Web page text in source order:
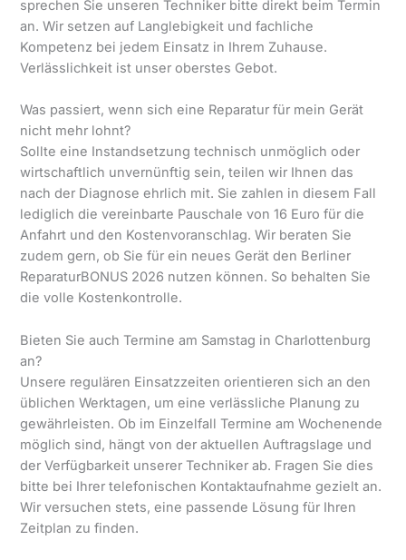
sprechen Sie unseren Techniker bitte direkt beim Termin
an. Wir setzen auf Langlebigkeit und fachliche
Kompetenz bei jedem Einsatz in Ihrem Zuhause.
Verlässlichkeit ist unser oberstes Gebot.
Was passiert, wenn sich eine Reparatur für mein Gerät
nicht mehr lohnt?
Sollte eine Instandsetzung technisch unmöglich oder
wirtschaftlich unvernünftig sein, teilen wir Ihnen das
nach der Diagnose ehrlich mit. Sie zahlen in diesem Fall
lediglich die vereinbarte Pauschale von 16 Euro für die
Anfahrt und den Kostenvoranschlag. Wir beraten Sie
zudem gern, ob Sie für ein neues Gerät den Berliner
ReparaturBONUS 2026 nutzen können. So behalten Sie
die volle Kostenkontrolle.
Bieten Sie auch Termine am Samstag in Charlottenburg
an?
Unsere regulären Einsatzzeiten orientieren sich an den
üblichen Werktagen, um eine verlässliche Planung zu
gewährleisten. Ob im Einzelfall Termine am Wochenende
möglich sind, hängt von der aktuellen Auftragslage und
der Verfügbarkeit unserer Techniker ab. Fragen Sie dies
bitte bei Ihrer telefonischen Kontaktaufnahme gezielt an.
Wir versuchen stets, eine passende Lösung für Ihren
Zeitplan zu finden.